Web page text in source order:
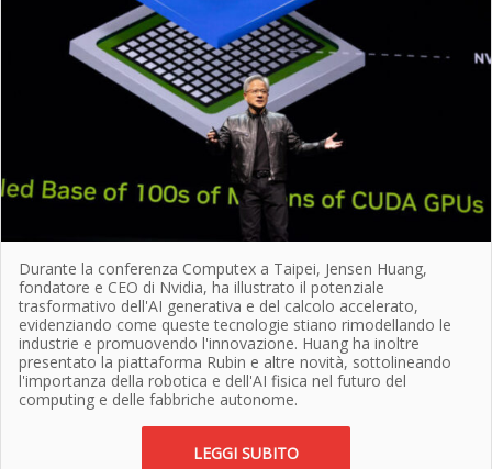
Durante la conferenza Computex a Taipei, Jensen Huang,
fondatore e CEO di Nvidia, ha illustrato il potenziale
trasformativo dell'AI generativa e del calcolo accelerato,
evidenziando come queste tecnologie stiano rimodellando le
industrie e promuovendo l'innovazione. Huang ha inoltre
presentato la piattaforma Rubin e altre novità, sottolineando
l'importanza della robotica e dell'AI fisica nel futuro del
computing e delle fabbriche autonome.
LEGGI SUBITO